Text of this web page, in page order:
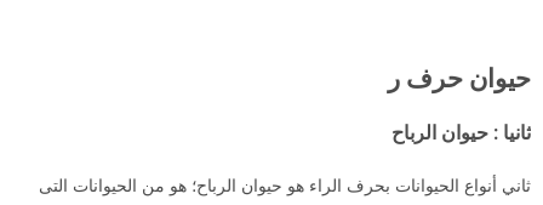
حيوان حرف ر
ثانيا : حيوان الرباح
ثاني أنواع الحيوانات بحرف الراء هو حيوان الرباح؛ هو من الحيوانات التى